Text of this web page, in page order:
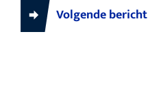
Volgende bericht